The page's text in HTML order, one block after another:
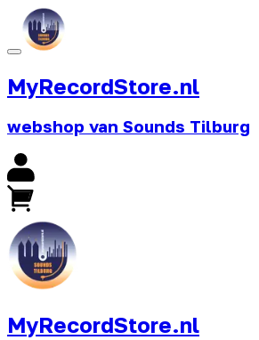
MyRecordStore.nl
webshop van Sounds Tilburg
MyRecordStore.nl